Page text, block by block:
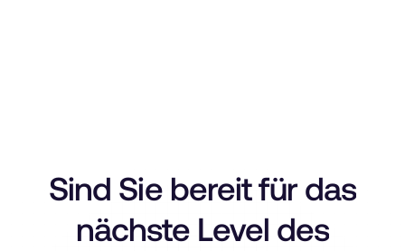
Sind Sie bereit für das
nächste Level des